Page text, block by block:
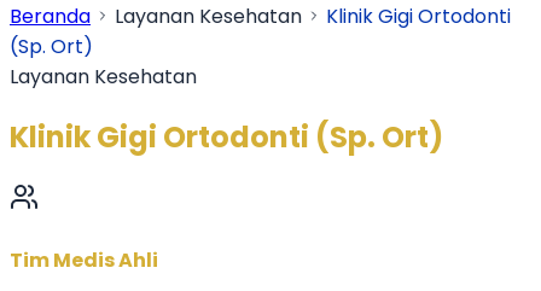
Beranda Layanan Kesehatan
Klinik Gigi Ortodonti
(Sp. Ort)
Layanan Kesehatan
Klinik Gigi Ortodonti (Sp. Ort)
Tim Medis Ahli